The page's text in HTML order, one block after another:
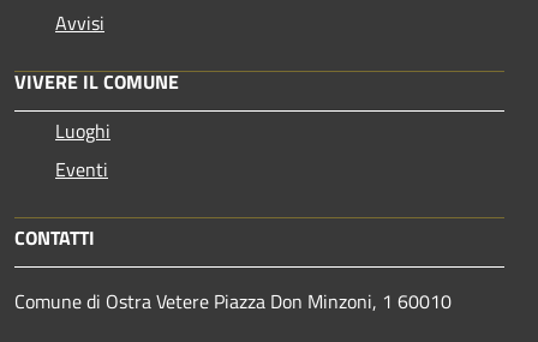
Avvisi
VIVERE IL COMUNE
Luoghi
Eventi
CONTATTI
Comune di Ostra Vetere Piazza Don Minzoni, 1 60010